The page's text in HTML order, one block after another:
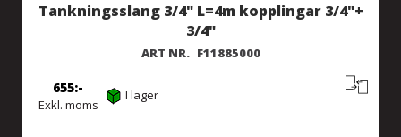
Tankningsslang 3/4" L=4m kopplingar 3/4"+
3/4"
ART NR. F11885000
Exkl. moms
655 I lager